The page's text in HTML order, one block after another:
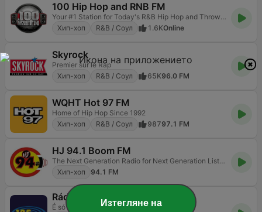
100 Hip Hop and RNB FM
Your #1 Station for Today's R&B Hip Hop and Throwbacks
Хип-хоп
R&B / Соул 1.6KOnline
Skyrock
Premier sur le Rap
Хип-хоп
R&B / Соул 65K96.0 FM
WQHT Hot 97 FM
Home of Hip Hop Since 1992
Хип-хоп
R&B / Соул 98797.1 FM
HJ 94.1 Boom FM
The Next Generation Radio for Next Generation Listeners!
Хип-хоп
94.1 FM
Rádio 105 FM
É só Alegria
Изтегляне на